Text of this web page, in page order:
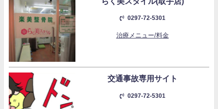
0297-72-5301
治療メニュー/料金
交通事故専用サイト
0297-72-5301